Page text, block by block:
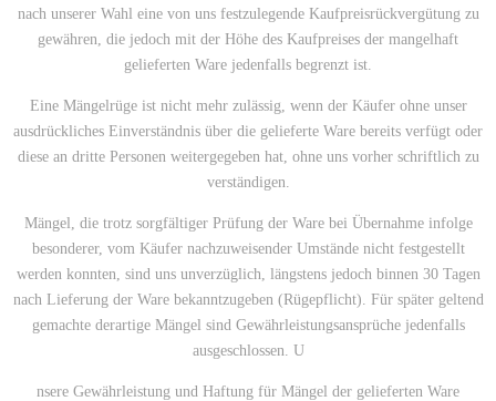
nach unserer Wahl eine von uns festzulegende Kaufpreisrückvergütung zu
gewähren, die jedoch mit der Höhe des Kaufpreises der mangelhaft
gelieferten Ware jedenfalls begrenzt ist.
Eine Mängelrüge ist nicht mehr zulässig, wenn der Käufer ohne unser
ausdrückliches Einverständnis über die gelieferte Ware bereits verfügt oder
diese an dritte Personen weitergegeben hat, ohne uns vorher schriftlich zu
verständigen.
Mängel, die trotz sorgfältiger Prüfung der Ware bei Übernahme infolge
besonderer, vom Käufer nachzuweisender Umstände nicht festgestellt
werden konnten, sind uns unverzüglich, längstens jedoch binnen 30 Tagen
nach Lieferung der Ware bekanntzugeben (Rügepflicht). Für später geltend
gemachte derartige Mängel sind Gewährleistungsansprüche jedenfalls
ausgeschlossen. U
nsere Gewährleistung und Haftung für Mängel der gelieferten Ware